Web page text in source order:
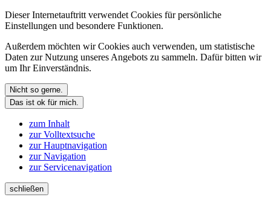
Dieser Internetauftritt verwendet Cookies für persönliche
Einstellungen und besondere Funktionen.
Außerdem möchten wir Cookies auch verwenden, um statistische
Daten zur Nutzung unseres Angebots zu sammeln. Dafür bitten wir
um Ihr Einverständnis.
Nicht so gerne.
Das ist ok für mich.
zum Inhalt
zur Volltextsuche
zur Hauptnavigation
zur Navigation
zur Servicenavigation
schließen